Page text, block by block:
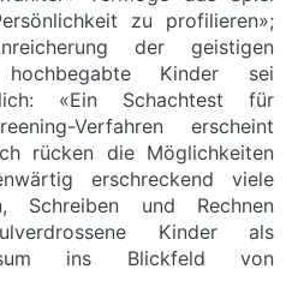
zu profilieren»;
der geistigen
Kinder sei
«Ein Schachtest für
Verfahren erscheint
rücken die Möglichkeiten
erschreckend viele
Schreiben und Rechnen
Kinder als
ins Blickfeld von